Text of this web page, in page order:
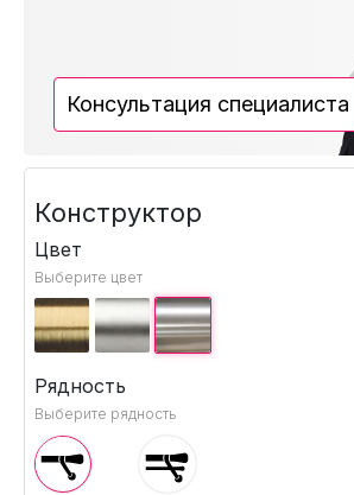
Консультация специалиста
Конструктор
Цвет
Выберите цвет
Рядность
Выберите рядность